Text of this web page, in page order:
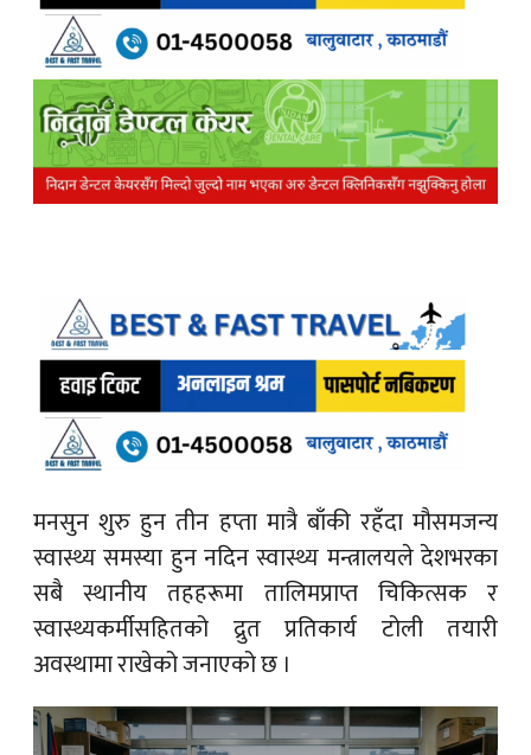
मनसुन शुरु हुन तीन हप्ता मात्रै बाँकी रहँदा मौसमजन्य
स्वास्थ्य समस्या हुन नदिन स्वास्थ्य मन्त्रालयले देशभरका
सबै स्थानीय तहहरूमा तालिमप्राप्त चिकित्सक र
स्वास्थ्यकर्मीसहितको द्रुत प्रतिकार्य टोली तयारी
अवस्थामा राखेको जनाएको छ ।